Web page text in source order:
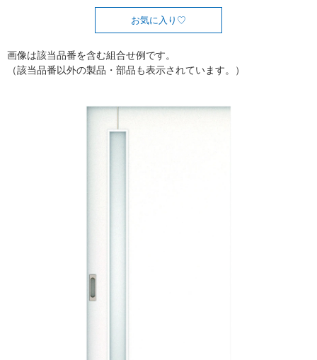
お気に入り
画像は該当品番を含む組合せ例です。
（該当品番以外の製品・部品も表示されています。）